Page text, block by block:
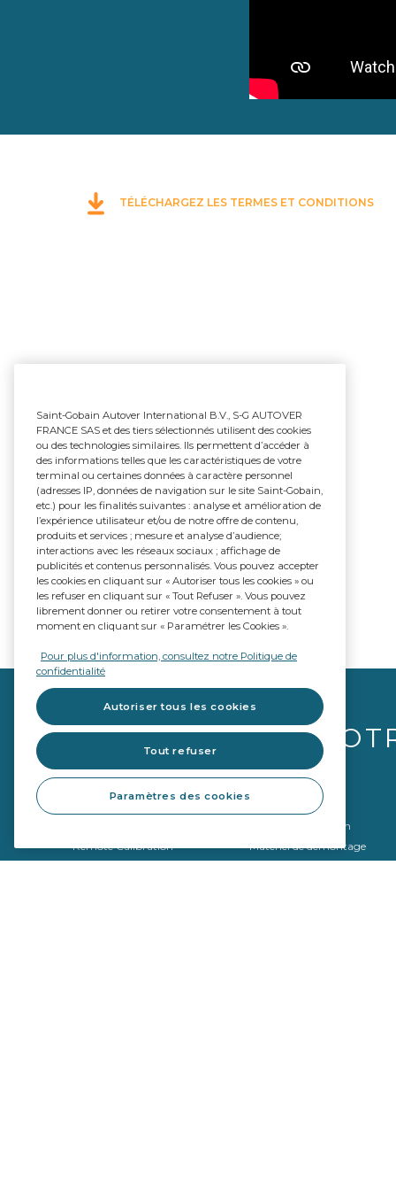
TÉLÉCHARGEZ LES TERMES ET CONDITIONS
Vitrages
Remote Calibration
Équipements
Outils de réparation
Matériel de démontage
Saint-Gobain Autover International B.V., S-G AUTOVER
FRANCE SAS et des tiers sélectionnés utilisent des cookies
ou des technologies similaires. Ils permettent d’accéder à
des informations telles que les caractéristiques de votre
terminal ou certaines données à caractère personnel
(adresses IP, données de navigation sur le site Saint-Gobain,
etc.) pour les finalités suivantes : analyse et amélioration de
l’expérience utilisateur et/ou de notre offre de contenu,
produits et services ; mesure et analyse d’audience;
interactions avec les réseaux sociaux ; affichage de
publicités et contenus personnalisés. Vous pouvez accepter
les cookies en cliquant sur « Autoriser tous les cookies » ou
les refuser en cliquant sur « Tout Refuser ». Vous pouvez
librement donner ou retirer votre consentement à tout
moment en cliquant sur « Paramétrer les Cookies ».
Pour plus d'information, consultez notre Politique de
confidentialité
Autoriser tous les cookies
Tout refuser
Paramètres des cookies